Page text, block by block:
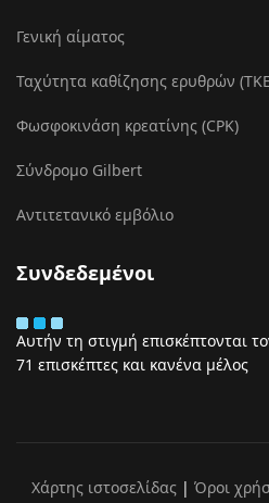
Γενική αίματος
Ταχύτητα καθίζησης ερυθρών
Φωσφοκινάση κρεατίνης (CPK)
Σύνδρομο Gilbert
Αντιτετανικό εμβόλιο
Συνδεδεμένοι
Αυτήν τη στιγμή επισκέπτονται
71 επισκέπτες και κανένα μέλος
Χάρτης ιστοσελίδας| Όροι